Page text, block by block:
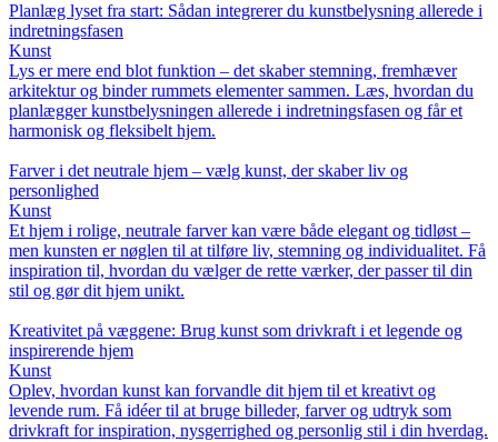
Planlæg lyset fra start: Sådan integrerer du kunstbelysning allerede i
indretningsfasen
Kunst
Lys er mere end blot funktion – det skaber stemning, fremhæver
arkitektur og binder rummets elementer sammen. Læs, hvordan du
planlægger kunstbelysningen allerede i indretningsfasen og får et
harmonisk og fleksibelt hjem.
Farver i det neutrale hjem – vælg kunst, der skaber liv og
personlighed
Kunst
Et hjem i rolige, neutrale farver kan være både elegant og tidløst –
men kunsten er nøglen til at tilføre liv, stemning og individualitet. Få
inspiration til, hvordan du vælger de rette værker, der passer til din
stil og gør dit hjem unikt.
Kreativitet på væggene: Brug kunst som drivkraft i et legende og
inspirerende hjem
Kunst
Oplev, hvordan kunst kan forvandle dit hjem til et kreativt og
levende rum. Få idéer til at bruge billeder, farver og udtryk som
drivkraft for inspiration, nysgerrighed og personlig stil i din hverdag.